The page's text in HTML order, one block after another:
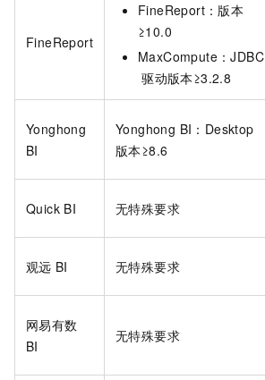
FineReport
FineReport：版本
≥10.0
MaxCompute：JDBC
驱动版本≥3.2.8
Yonghong
BI
Yonghong BI：Desktop
版本≥8.6
Quick BI 无特殊要求
观远 BI 无特殊要求
网易有数
BI
无特殊要求